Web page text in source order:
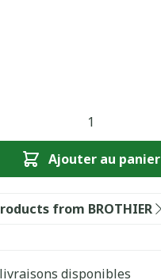
Ajouter au panier
from BROTHIER
disponibles